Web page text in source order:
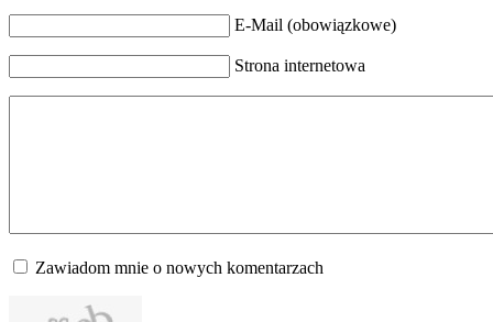
E-Mail (obowiązkowe)
Strona internetowa
Zawiadom mnie o nowych komentarzach